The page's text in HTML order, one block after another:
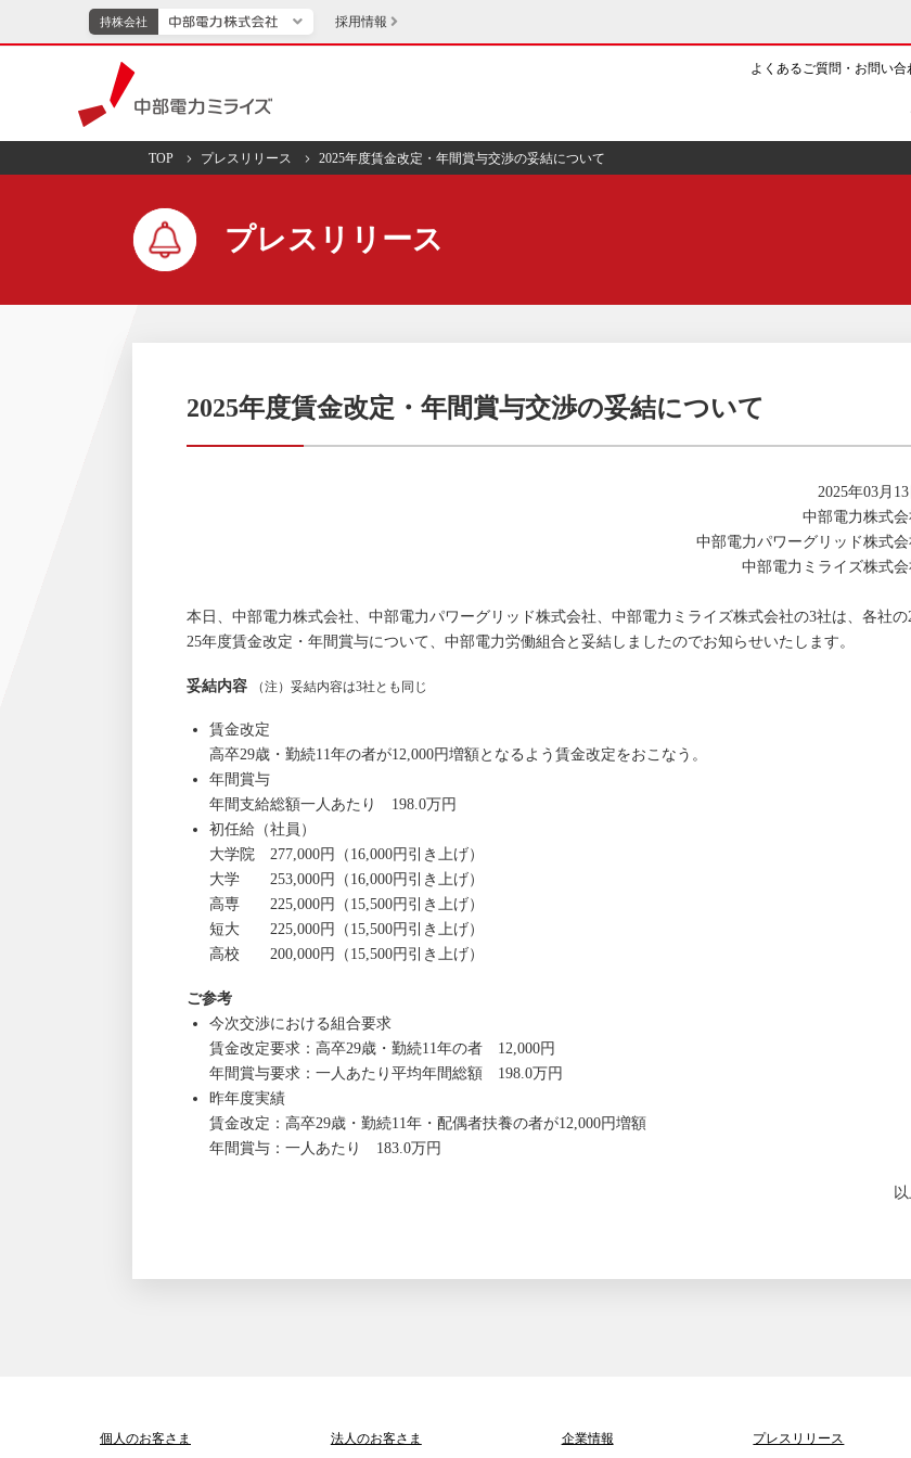
持株会社
持株会社
新成長分野・技術開発
中部電力グループレポート イベント・スポーツ・CM ニュース
採用情報
中部電力ミライズ
よくあるご質問・お問い合
TOP プレスリリース 2025年度賃金改定・年間賞与交渉の妥結について
プレスリリース
2025年度賃金改定・年間賞与交渉の妥結について
2025年03月13
中部電力株式会
中部電力パワーグリッド株式会
中部電力ミライズ株式会
本日、中部電力株式会社、中部電力パワーグリッド株式会社、中部電力ミライズ株式会社の3社は、各社の
25年度賃金改定・年間賞与について、中部電力労働組合と妥結しましたのでお知らせいたします。
妥結内容 （注）妥結内容は3社とも同じ
賃金改定
高卒29歳・勤続11年の者が12,000円増額となるよう賃金改定をおこなう。
年間賞与
年間支給総額一人あたり 198.0万円
初任給（社員）
大学院 277,000円（16,000円引き上げ）
大学 253,000円（16,000円引き上げ）
高専 225,000円（15,500円引き上げ）
短大 225,000円（15,500円引き上げ）
高校 200,000円（15,500円引き上げ）
ご参考
今次交渉における組合要求
賃金改定要求：高卒29歳・勤続11年の者 12,000円
年間賞与要求：一人あたり平均年間総額 198.0万円
昨年度実績
賃金改定：高卒29歳・勤続11年・配偶者扶養の者が12,000円増額
年間賞与：一人あたり 183.0万円
個人のお客さま 法人のお客さま 企業情報 プレスリリース